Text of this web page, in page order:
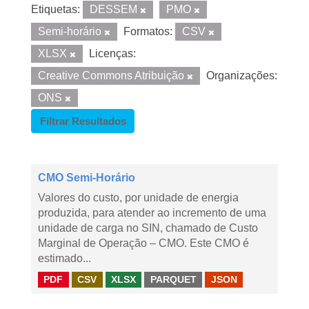
Etiquetas: DESSEM
PMO
Semi-horário
Formatos:
CSV
XLSX
Licenças:
Creative Commons Atribuição
Organizações:
ONS
Filtrar Resultados
CMO Semi-Horário
Valores do custo, por unidade de energia
produzida, para atender ao incremento de uma
unidade de carga no SIN, chamado de Custo
Marginal de Operação – CMO. Este CMO é
estimado...
PDF CSV XLSX PARQUET JSON